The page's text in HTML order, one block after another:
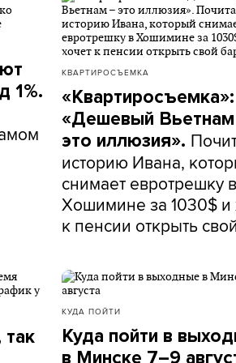
1%.
КВАРТИРОСЪЕМКА
«Квартиросъемка»:
«Дешевый
это иллюзия».
историю Ивана,
снимает евротрешку в
Хошимине за 1030$ и
к пенсии открыть
КУДА ПОЙТИ
Куда пойти в
в Минске 7–9